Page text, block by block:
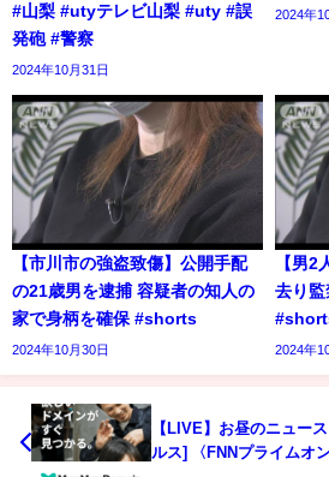
#山梨 #utyテレビ山梨 #uty #誤
発砲 #警察
2024年10月31日
2024年
【市川市の強盗致傷】公開手配
の21歳男を逮捕 容疑者の知人の
家で身柄を確保 #shorts
2024年10月30日
【男2
去り監
2024年
【LIVE】お昼のニュース 12月21日[新型コロナウイ
ルス] 〈FNNプライムオ